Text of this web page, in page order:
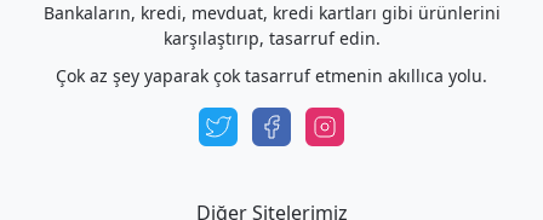
Bankaların, kredi, mevduat, kredi kartları gibi ürünlerini
karşılaştırıp, tasarruf edin.
Çok az şey yaparak çok tasarruf etmenin akıllıca yolu.
Diğer Sitelerimiz